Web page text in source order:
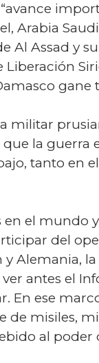
Arabia
Assad y
gane
militar
la
tanto en
el mundo
del
Alemania,
antes el
En ese
misiles,
al